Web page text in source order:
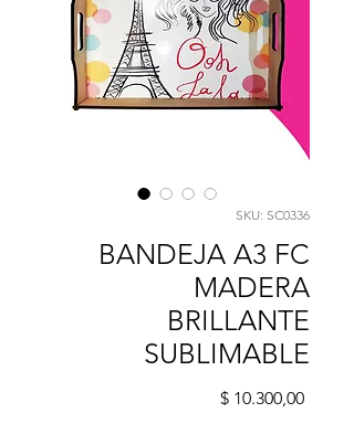
SKU: SC0336
BANDEJA A3 FC
MADERA
BRILLANTE
SUBLIMABLE
$ 10.300,00Precio